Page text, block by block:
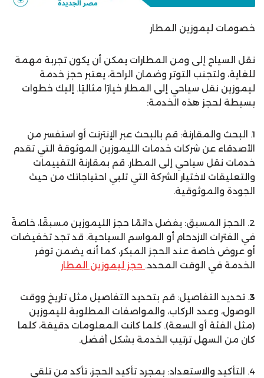
خصومات ليموزين المطار
نقل السياح إلى ومن المطارات يمكن أن يكون تجربة مهمة
للغاية، ولتجنب التوتر وضمان الراحة، يعتبر حجز خدمة
ليموزين نقل سياحي إلى المطار خيارًا مثاليًا. إليك خطوات
بسيطة لحجز هذه الخدمة:
1. البحث والمقارنة: قم بالبحث عبر الإنترنت أو استفسر من
الأصدقاء عن شركات خدمات الليموزين الموثوقة التي تقدم
خدمات نقل سياحي إلى المطار. قم بمقارنة التقييمات
والتعليقات لاختيار الشركة التي تلبي احتياجاتك من حيث
الجودة والموثوقية.
2. الحجز المسبق: يفضل دائمًا حجز الليموزين مسبقًا، خاصةً
في الفترات الازدحام أو المواسم السياحية. قد تجد تخفيضات
أو عروض خاصة عند الحجز المبكر، كما أنه يضمن توفر
الخدمة في الوقت المحدد. حجز ليموزين المطار
3. تحديد التفاصيل: قم بتحديد التفاصيل مثل تاريخ ووقت
الوصول، وعدد الركاب، والمواصفات المطلوبة لليموزين
(مثل الفئة أو السعة). كلما كانت المعلومات دقيقة، كلما
كان من السهل ترتيب الخدمة بشكل أفضل.
4. التأكيد والاستعداد: بمجرد تأكيد الحجز، تأكد من تلقي